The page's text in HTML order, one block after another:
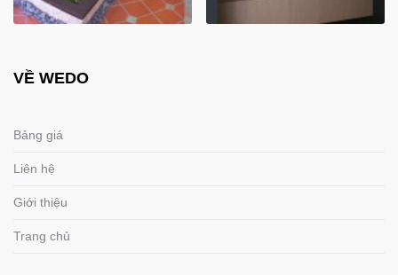
VỀ WEDO
Bảng giá
Liên hệ
Giới thiệu
Trang chủ